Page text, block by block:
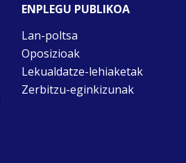
ENPLEGU PUBLIKOA
Lan-poltsa
Oposizioak
Lekualdatze-lehiaketak
Zerbitzu-eginkizunak